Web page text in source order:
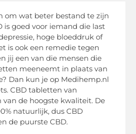
om wat beter bestand te zijn
is goed voor iemand die last
hoge bloeddruk of
is ook een remedie tegen
jij een van die mensen die
meeneemt in plaats van
Dan kun je op Medihemp.nl
CBD tabletten van
van de hoogste kwaliteit. De
natuurlijk, dus CBD
de puurste CBD.